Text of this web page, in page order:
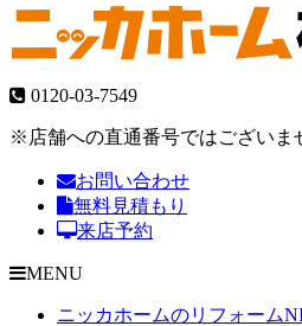
0120-03-7549
※店舗への直通番号ではございま
お問い合わせ
無料見積もり
来店予約
MENU
ニッカホームのリフォーム